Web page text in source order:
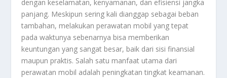
dengan keselamatan, kenyamanan, dan efisiensi jangka
panjang. Meskipun sering kali dianggap sebagai beban
tambahan, melakukan perawatan mobil yang tepat
pada waktunya sebenarnya bisa memberikan
keuntungan yang sangat besar, baik dari sisi finansial
maupun praktis. Salah satu manfaat utama dari
perawatan mobil adalah peningkatan tingkat keamanan.